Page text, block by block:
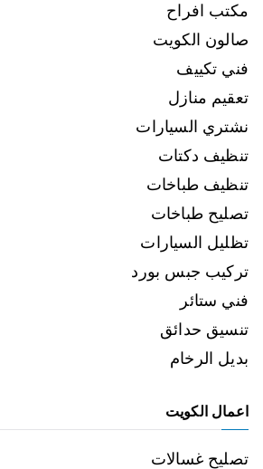
مكتب افراح
صالون الكويت
فني تكييف
تعقيم منازل
نشتري السيارات
تنظيف دكتات
تنظيف طباخات
تصليح طباخات
تظليل السيارات
تركيب جبس بورد
فني ستائر
تنسيق حدائق
بديل الرخام
اعمال الكويت
تصليح غسالات